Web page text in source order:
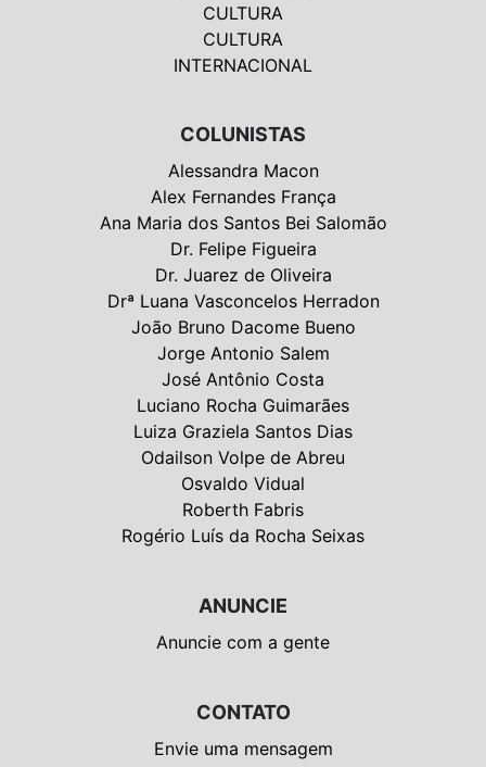
CULTURA
CULTURA
INTERNACIONAL
COLUNISTAS
Alessandra Macon
Alex Fernandes França
Ana Maria dos Santos Bei Salomão
Dr. Felipe Figueira
Dr. Juarez de Oliveira
Drª Luana Vasconcelos Herradon
João Bruno Dacome Bueno
Jorge Antonio Salem
José Antônio Costa
Luciano Rocha Guimarães
Luiza Graziela Santos Dias
Odailson Volpe de Abreu
Osvaldo Vidual
Roberth Fabris
Rogério Luís da Rocha Seixas
ANUNCIE
Anuncie com a gente
CONTATO
Envie uma mensagem